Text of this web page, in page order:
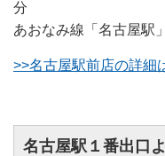
分
あおなみ線「名古屋駅
>>名古屋駅前店の詳細
名古屋駅１番出口